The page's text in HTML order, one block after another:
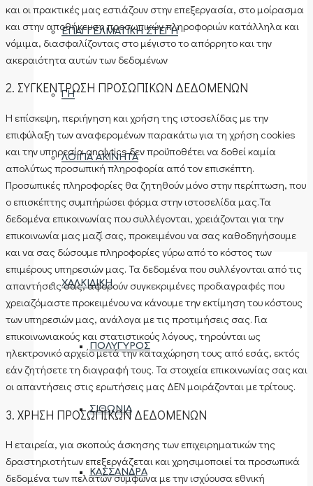
ΕΠΑΓΓΕΛΜΑΤΙΚΉ ΣΤΈΓΗ
ΓΗ
ΛΟΙΠΆ ΑΚΊΝΗΤΑ
ΠΕΡΙΟΧΈΣ
ΧΑΛΚΙΔΙΚΉ
ΠΟΛΎΓΥΡΟΣ
ΣΙΘΩΝΊΑ
ΚΑΣΣΆΝΔΡΑ
και οι πρακτικές μας εστιάζουν στην επεξεργασία, στο μοίρασμα
και στην αποθήκευση προσωπικών πληροφοριών κατάλληλα και
νόμιμα, διασφαλίζοντας στο μέγιστο το απόρρητο και την
ακεραιότητα αυτών των δεδομένων
2. ΣΥΓΚΕΝΤΡΩΣΗ ΠΡΟΣΩΠΙΚΩΝ ΔΕΔΟΜΕΝΩΝ
Η επίσκεψη, περιήγηση και χρήση της ιστοσελίδας με την
επιφύλαξη των αναφερομένων παρακάτω για τη χρήση cookies
και την υπηρεσία analytics δεν προϋποθέτει να δοθεί καμία
απολύτως προσωπική πληροφορία από τον επισκέπτη.
Προσωπικές πληροφορίες θα ζητηθούν μόνο στην περίπτωση, που
ο επισκέπτης συμπήρώσει φόρμα στην ιστοσελίδα μας.Τα
δεδομένα επικοινωνίας που συλλέγονται, χρειάζονται για την
επικοινωνία μας μαζί σας, προκειμένου να σας καθοδηγήσουμε
και να σας δώσουμε πληροφορίες γύρω από το κόστος των
επιμέρους υπηρεσιών μας. Τα δεδομένα που συλλέγονται από τις
απαντήσεις σας, αφορούν συγκεκριμένες προδιαγραφές που
χρειαζόμαστε προκειμένου να κάνουμε την εκτίμηση του κόστους
των υπηρεσιών μας, ανάλογα με τις προτιμήσεις σας. Για
επικοινωνιακούς και στατιστικούς λόγους, τηρούνται ως
ηλεκτρονικό αρχείο μετά την καταχώρηση τους από εσάς, εκτός
εάν ζητήσετε τη διαγραφή τους. Τα στοιχεία επικοινωνίας σας και
οι απαντήσεις στις ερωτήσεις μας ΔΕΝ μοιράζονται με τρίτους.
3. ΧΡΗΣΗ ΠΡΟΣΩΠΙΚΩΝ ΔΕΔΟΜΕΝΩΝ
Η εταιρεία, για σκοπούς άσκησης των επιχειρηματικών της
δραστηριοτήτων επεξεργάζεται και χρησιμοποιεί τα προσωπικά
δεδομένα των πελατών σύμφωνα με την ισχύουσα εθνική